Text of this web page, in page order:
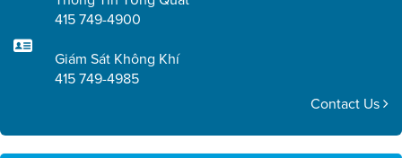
415 749-4900
Giám Sát Không Khí
415 749-4985
Contact Us